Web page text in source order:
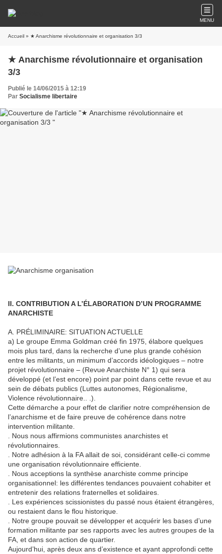
MENU
Accueil » ★ Anarchisme révolutionnaire et organisation 3/3
★ Anarchisme révolutionnaire et organisation
3/3
Publié le 14/06/2015 à 12:19
Par Socialisme libertaire
II. CONTRIBUTION A L’ÉLABORATION D’UN PROGRAMME
ANARCHISTE
A. PRÉLIMINAIRE: SITUATION ACTUELLE
a) Le groupe Emma Goldman créé fin 1975, élabore quelques
mois plus tard, dans la recherche d’une plus grande cohésion
entre les militants, un minimum d’accords idéologiques – notre
projet révolutionnaire – (Revue Anarchiste N° 1) qui sera
développé (et l’est encore) point par point dans cette revue et au
sein de débats publics (Luttes autonomes, Régionalisme,
Violence révolutionnaire.. .).
Cette démarche a pour effet de clarifier notre compréhension de
l’anarchisme et de faire preuve de cohérence dans notre
intervention militante.
. Nous nous affirmions communistes anarchistes et
révolutionnaires.
. Notre adhésion à la FA allait de soi, considérant celle-ci comme
une organisation révolutionnaire efficiente.
. Nous acceptions la synthèse anarchiste comme principe
organisationnel: les différentes tendances pouvaient cohabiter et
entretenir des relations fraternelles et solidaires.
. Les expériences scissionistes du passé nous étaient étrangères,
ou restaient dans le flou historique.
. Notre groupe pouvait se développer et acquérir les bases d’une
formation militante par ses rapports avec les autres groupes de la
FA, et dans son action de quartier.
Aujourd’hui, après deux ans d’existence et ayant approfondi cette